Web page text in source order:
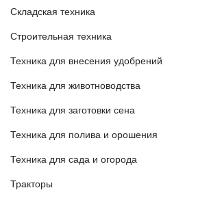
Складская техника
Строительная техника
Техника для внесения удобрений
Техника для животноводства
Техника для заготовки сена
Техника для полива и орошения
Техника для сада и огорода
Тракторы